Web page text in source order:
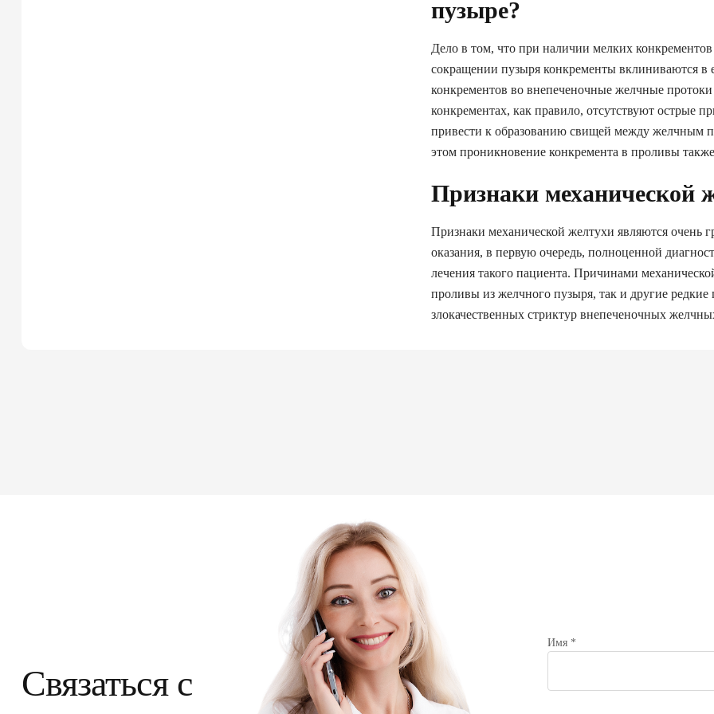
пузыре?
Дело в том, что при наличии мелких
сокращении пузыря конкременты вклиниваются
конкрементов во внепеченочные желчные
конкрементах, как правило, отсутствуют острые
привести к образованию свищей между
этом проникновение конкремента в проливы
Признаки механической
Признаки механической желтухи являются
оказания, в первую очередь, полноценной
лечения такого пациента. Причинами
проливы из желчного пузыря, так и другие
злокачественных стриктур внепеченочных
Связаться с
Имя *